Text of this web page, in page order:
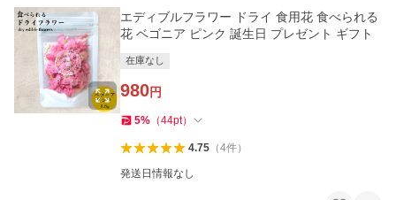
エディブルフラワー ドライ 食用花 食べられる
花 ベゴニア ピンク 誕生日 プレゼント ギフト
在庫なし
980円
5% （44pt）
4.75（4件）
発送日情報なし